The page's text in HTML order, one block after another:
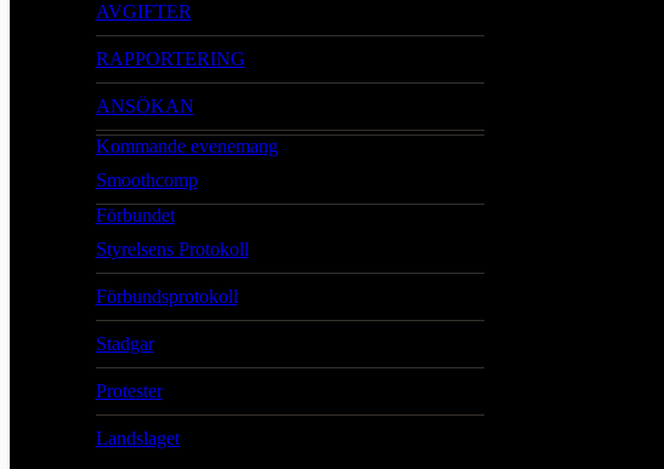
AVGIFTER
RAPPORTERING
ANSÖKAN
Kommande evenemang
Smoothcomp
Förbundet
Styrelsens Protokoll
Förbundsprotokoll
Stadgar
Protester
Landslaget